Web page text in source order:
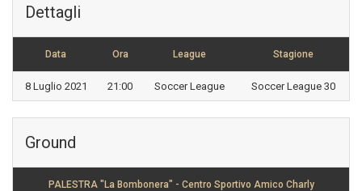
Dettagli
Data Ora League Stagione
8 Luglio 2021 21:00 Soccer League Soccer League 30
Ground
PALESTRA "La Bombonera" - Centro Sportivo Amico Charly